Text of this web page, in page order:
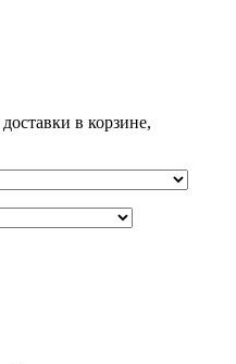
в корзине,